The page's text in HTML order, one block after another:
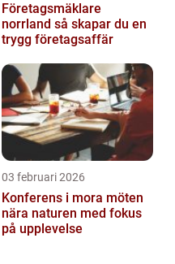
Företagsmäklare
norrland så skapar du en
trygg företagsaffär
03 februari 2026
Konferens i mora möten
nära naturen med fokus
på upplevelse